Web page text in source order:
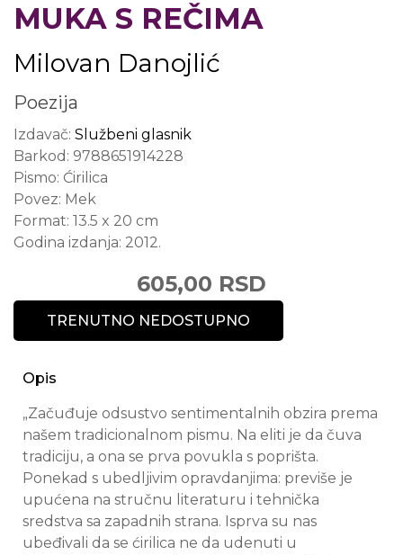
MUKA S REČIMA
Milovan Danojlić
Poezija
Izdavač: Službeni glasnik
Barkod: 9788651914228
Pismo: Ćirilica
Povez: Mek
Format: 13.5 x 20 cm
Godina izdanja: 2012.
605,00 RSD
TRENUTNO NEDOSTUPNO
Opis
„Začuđuje odsustvo sentimentalnih obzira prema
našem tradicionalnom pismu. Na eliti je da čuva
tradiciju, a ona se prva povukla s poprišta.
Ponekad s ubedljivim opravdanjima: previše je
upućena na stručnu literaturu i tehnička
sredstva sa zapadnih strana. Isprva su nas
ubeđivali da se ćirilica ne da udenuti u